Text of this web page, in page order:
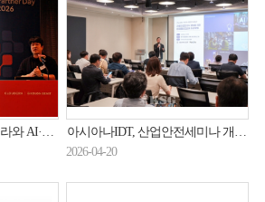
계 확장한다
아시아나IDT, 산업안전세미나 개최…중대재해 대응 방안 공유
2026-04-20